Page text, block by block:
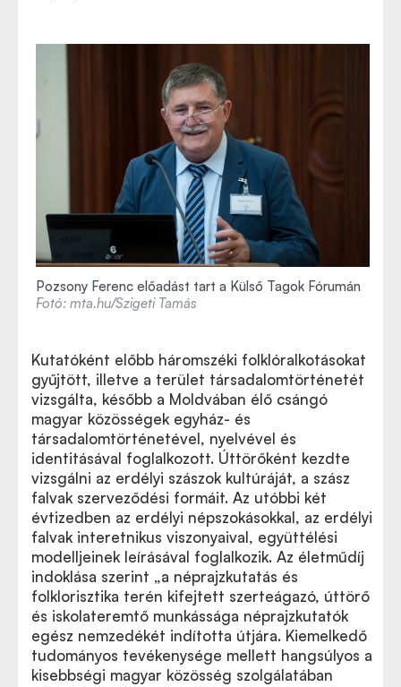
Pozsony Ferenc előadást tart a Külső Tagok Fórumán
Fotó: mta.hu/Szigeti Tamás
Kutatóként előbb háromszéki folklóralkotásokat
gyűjtött, illetve a terület társadalomtörténetét
vizsgálta, később a Moldvában élő csángó
magyar közösségek egyház- és
társadalomtörténetével, nyelvével és
identitásával foglalkozott. Úttörőként kezdte
vizsgálni az erdélyi szászok kultúráját, a szász
falvak szerveződési formáit. Az utóbbi két
évtizedben az erdélyi népszokásokkal, az erdélyi
falvak interetnikus viszonyaival, együttélési
modelljeinek leírásával foglalkozik. Az életműdíj
indoklása szerint „a néprajzkutatás és
folklorisztika terén kifejtett szerteágazó, úttörő
és iskolateremtő munkássága néprajzkutatók
egész nemzedékét indította útjára. Kiemelkedő
tudományos tevékenysége mellett hangsúlyos a
kisebbségi magyar közösség szolgálatában